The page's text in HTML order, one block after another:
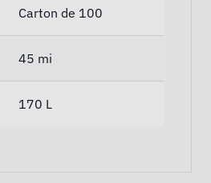
Carton de 100
45 mi
170 L